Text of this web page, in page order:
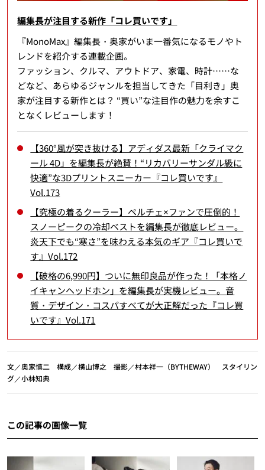
編集長が注目する新作「コレ買いです」
『MonoMax』編集長・奥家がいま一番気になるモノやト
レンドを紹介する連載企画。
ファッション、クルマ、アウトドア、家電、時計……な
どなど、あらゆるジャンルを担当してきた「目利き」奥
家が注目する新作とは？ “買い”な注目作の魅力を余すこ
となくレビューします！
【360°風が突き抜ける】アディダス最新「クライマク
ール 4D」を編集長が絶賛！“リカバリーサンダル級に
快適”な3Dプリントスニーカー『コレ買いです』
Vol.173
【究極の着るクーラー】ペルチェ×ファンで圧倒的！
スノーピークの冷却ベストを編集長が徹底レビュー。
炎天下でも“寒さ”を味わえる本気のギア『コレ買いで
す』Vol.172
【破格の6,990円】ついに無印良品が作った！「本格ノ
イキャンヘッドホン」を編集長が実機レビュー。音
質・デザイン・コスパすべてが大正解だった『コレ買
いです』Vol.171
文／奥家慎二 構成／横山博之 撮影／村本祥一（BYTHEWAY） スタイリン
グ／小林知典
この記事の画像一覧